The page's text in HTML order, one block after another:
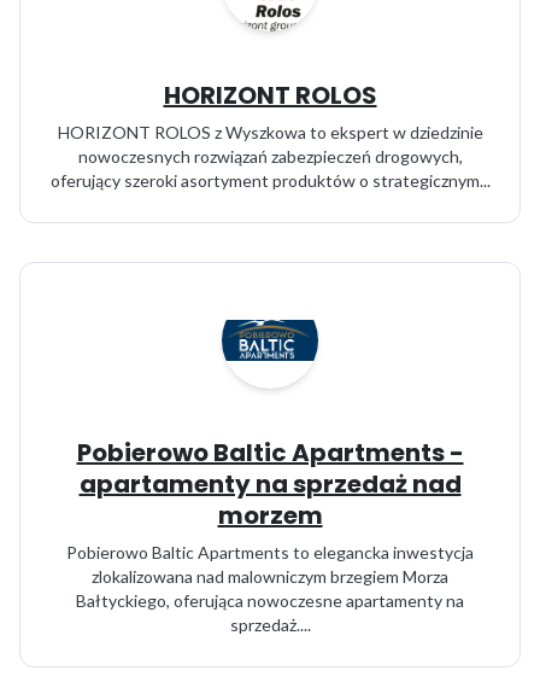
HORIZONT ROLOS
HORIZONT ROLOS z Wyszkowa to ekspert w dziedzinie
nowoczesnych rozwiązań zabezpieczeń drogowych,
oferujący szeroki asortyment produktów o strategicznym...
Pobierowo Baltic Apartments -
apartamenty na sprzedaż nad
morzem
Pobierowo Baltic Apartments to elegancka inwestycja
zlokalizowana nad malowniczym brzegiem Morza
Bałtyckiego, oferująca nowoczesne apartamenty na
sprzedaż....